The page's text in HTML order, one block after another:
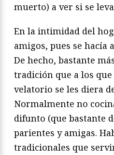
muerto) a ver si se
En la intimidad del
amigos, pues se hacía
De hecho, bastante
tradición que a los
velatorio se les diera
Normalmente no
difunto (que bastante
parientes y amigas.
tradicionales que